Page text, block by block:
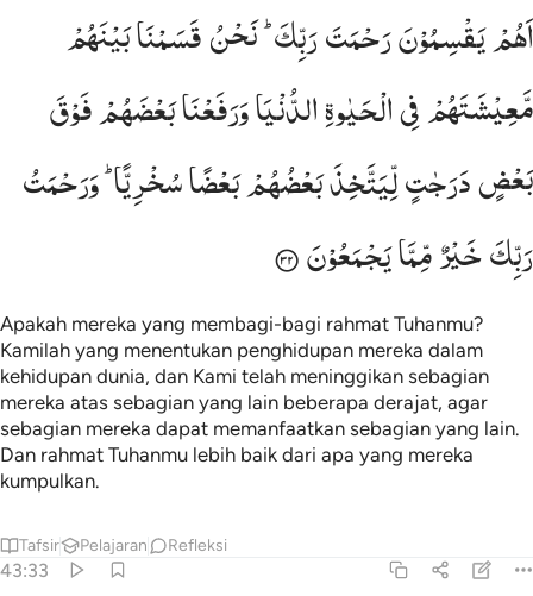
اهم يقسمون رحمت ربك نحن قسمنا بينهم معيشتهم في الحياة
أَهُمْ يَقْسِمُونَ رَحْمَتَ رَبِّكَ ۚ نَحْنُ قَسَمْنَا بَيْنَهُم مَّعِيشَتَهُمْ فِى
اَهُمْیَقْسِمُوْنَرَحْمَتَرَبِّكَ ؕ نَحْنُقَسَمْنَابَیْنَهُمْ
مَّعِیْشَتَهُمْفِیالْحَیٰوةِالدُّنْیَاوَرَفَعْنَابَعْضَهُمْفَوْقَ
بَعْضٍدَرَجٰتٍلِّیَتَّخِذَبَعْضُهُمْبَعْضًاسُخْرِیًّا ؕ وَرَحْمَتُ
رَبِّكَخَیْرٌمِّمَّایَجْمَعُوْنَ
Apakah mereka yang membagi-bagi rahmat Tuhanmu?
Kamilah yang menentukan penghidupan mereka dalam
kehidupan dunia, dan Kami telah meninggikan sebagian
mereka atas sebagian yang lain beberapa derajat, agar
sebagian mereka dapat memanfaatkan sebagian yang lain.
Dan rahmat Tuhanmu lebih baik dari apa yang mereka
kumpulkan.
Tafsir Pelajaran Refleksi
43:33